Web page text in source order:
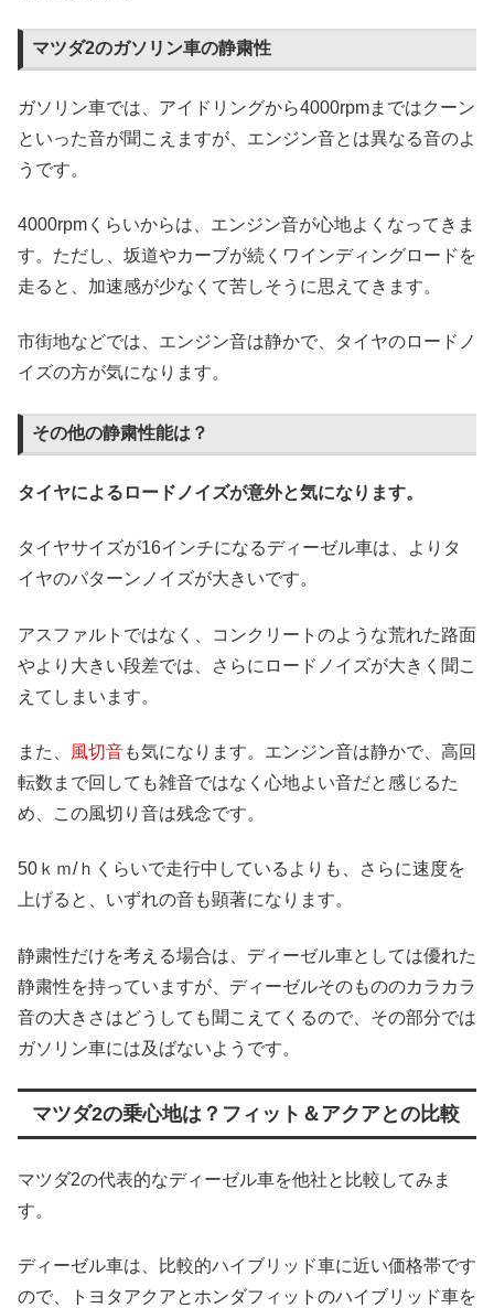
マツダ2のガソリン車の静粛性
ガソリン車では、アイドリングから4000rpmまではクーン
といった音が聞こえますが、エンジン音とは異なる音のよ
うです。
4000rpmくらいからは、エンジン音が心地よくなってきま
す。ただし、坂道やカーブが続くワインディングロードを
走ると、加速感が少なくて苦しそうに思えてきます。
市街地などでは、エンジン音は静かで、タイヤのロードノ
イズの方が気になります。
その他の静粛性能は？
タイヤによるロードノイズが意外と気になります。
タイヤサイズが16インチになるディーゼル車は、よりタ
イヤのパターンノイズが大きいです。
アスファルトではなく、コンクリートのような荒れた路面
やより大きい段差では、さらにロードノイズが大きく聞こ
えてしまいます。
また、 風切音も気になります。エンジン音は静かで、高回
転数まで回しても雑音ではなく心地よい音だと感じるた
め、この風切り音は残念です。
50ｋｍ/ｈくらいで走行中しているよりも、さらに速度を
上げると、いずれの音も顕著になります。
静粛性だけを考える場合は、ディーゼル車としては優れた
静粛性を持っていますが、ディーゼルそのもののカラカラ
音の大きさはどうしても聞こえてくるので、その部分では
ガソリン車には及ばないようです。
マツダ2の乗心地は？フィット＆アクアとの比較
マツダ2の代表的なディーゼル車を他社と比較してみま
す。
ディーゼル車は、比較的ハイブリッド車に近い価格帯です
ので、トヨタアクアとホンダフィットのハイブリッド車を